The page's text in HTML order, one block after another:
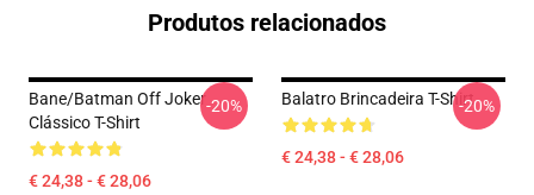
Produtos relacionados
Bane/Batman Off Joker
Clássico T-Shirt
€ 24,38 - € 28,06
-20% Balatro Brincadeira T-Shirt
€ 24,38 - € 28,06
-20%